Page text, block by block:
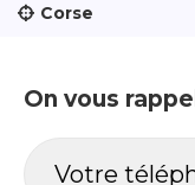
Corse
On vous